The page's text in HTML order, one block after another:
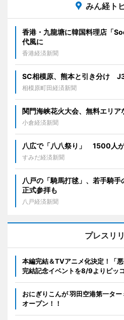
みん経ト
香港・九龍塘に韓国料理店「
代風に
香港経済新聞
SC相模原、熊本と引き分け
相模原町田経済新聞
関門海峡花火大会、無料エリ
小倉経済新聞
八広で「八八祭り」 1500人
すみだ経済新聞
八戸の「騎馬打毬」、若手騎
正式参拝も
八戸経済新聞
プレスリ
本編完結＆TVアニメ化決定！「
完結記念イベントを8/9よりピッ
おにぎりこんが 羽田空港第一タ
オープン！！